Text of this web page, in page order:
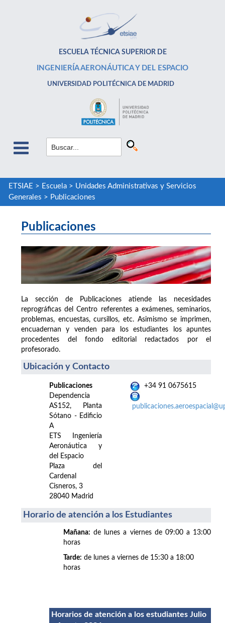
ESCUELA TÉCNICA SUPERIOR DE
INGENIERÍA AERONÁUTICA Y DEL ESPACIO
UNIVERSIDAD POLITÉCNICA DE MADRID
ETSIAE > Escuela> Unidades Administrativas y Servicios
Generales > Publicaciones
Publicaciones
La sección de Publicaciones atiende las necesidades
reprográficas del Centro referentes a exámenes, seminarios,
problemas, encuestas, cursillos, etc. Asimismo se imprimen,
encuadernan y venden para los estudiantes los apuntes
procedentes del fondo editorial redactados por el
profesorado.
Ubicación y Contacto
Publicaciones
Dependencia
AS152, Planta
Sótano - Edificio
A
ETS Ingeniería
Aeronáutica y
del Espacio
Plaza del
Cardenal
Cisneros, 3
28040 Madrid
+34 91 0675615
Horario de atención a los Estudiantes
Mañana: de lunes a viernes de 09:00 a 13:00
horas
Tarde: de lunes a viernes de 15:30 a 18:00
horas
Horarios de atención a los estudiantes Julio